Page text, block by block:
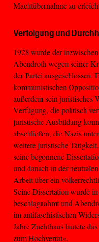
Machtübernahme zu
Verfolgung und
1928 wurde der
Abendroth wegen seiner
der Partei ausgeschlossen.
kommunistischen
außerdem sein juristisches
Verfügung, die politisch
juristische Ausbildung
abschließen, die Nazis
weitere juristische
seine begonnene
und danach in der
Arbeit über ein
Seine Dissertation wurde
beschlagnahmt und
im antifaschistischen
Jahre Zuchthaus lautete
zum Hochverrat«.